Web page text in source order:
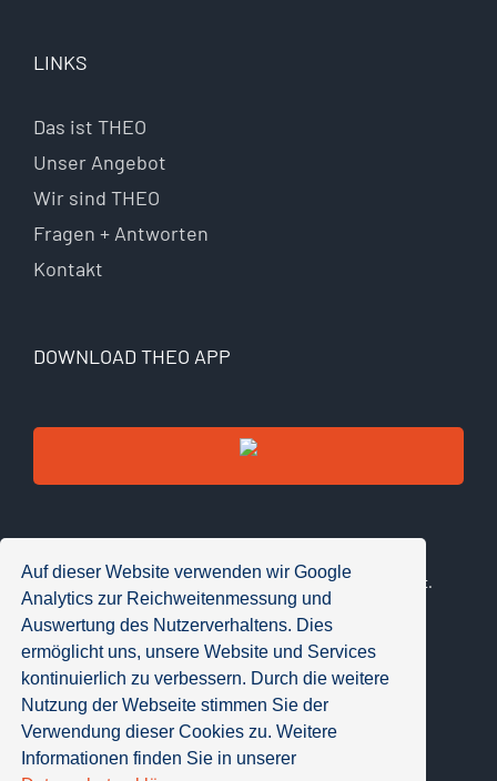
Auf dieser Website verwenden wir Google
Analytics zur Reichweitenmessung und
Auswertung des Nutzerverhaltens. Dies
ermöglicht uns, unsere Website und Services
kontinuierlich zu verbessern. Durch die weitere
Nutzung der Webseite stimmen Sie der
Verwendung dieser Cookies zu. Weitere
Informationen finden Sie in unserer
LINKS
Das ist THEO
Unser Angebot
Wir sind THEO
Fragen + Antworten
Kontakt
DOWNLOAD THEO APP
Mit Lizenzcode wird die Vollversion automatisch aktiviert.